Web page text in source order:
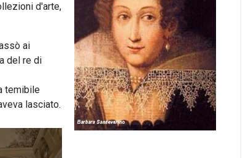
d'arte,
ai
del re di
temibile
lasciato.